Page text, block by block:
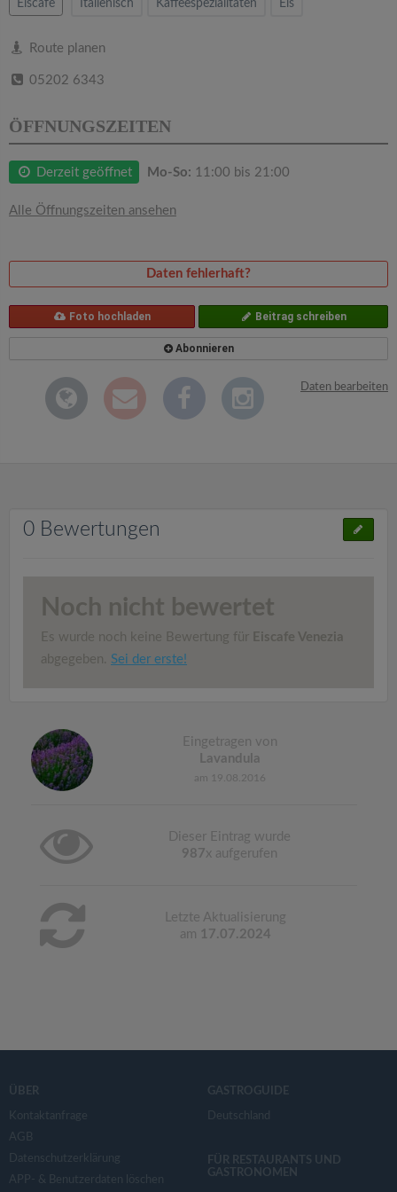
Eiscafe Italienisch Kaffeespezialitäten Eis
Route planen
05202 6343
ÖFFNUNGSZEITEN
Derzeit geöffnet Mo-So: 11:00 bis 21:00
Alle Öffnungszeiten ansehen
Daten fehlerhaft?
Foto hochladen Beitrag schreiben
Abonnieren
Daten bearbeiten
0 Bewertungen
Noch nicht bewertet
Es wurde noch keine Bewertung für Eiscafe Venezia
abgegeben. Sei der erste!
Eingetragen von
Lavandula
am 19.08.2016
Dieser Eintrag wurde
987x aufgerufen
Letzte Aktualisierung
am 17.07.2024
ÜBER
Kontaktanfrage
AGB
Datenschutzerklärung
APP- & Benutzerdaten löschen
GASTROGUIDE
Deutschland
FÜR RESTAURANTS UND
GASTRONOMEN
i
a
n